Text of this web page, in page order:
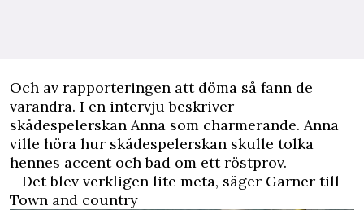
Och av rapporteringen att döma så fann de
varandra. I en intervju beskriver
skådespelerskan Anna som charmerande. Anna
ville höra hur skådespelerskan skulle tolka
hennes accent och bad om ett röstprov.
– Det blev verkligen lite meta, säger Garner till
Town and country